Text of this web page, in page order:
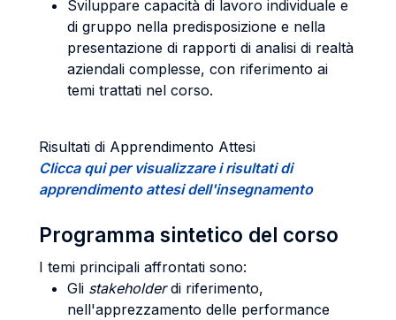
Sviluppare capacità di lavoro individuale e
di gruppo nella predisposizione e nella
presentazione di rapporti di analisi di realtà
aziendali complesse, con riferimento ai
temi trattati nel corso.
Risultati di Apprendimento Attesi
Clicca qui per visualizzare i risultati di
apprendimento attesi dell'insegnamento
Programma sintetico del corso
I temi principali affrontati sono:
Gli stakeholderdi riferimento,
nell'apprezzamento delle performance